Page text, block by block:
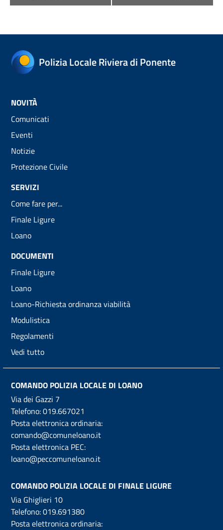
Polizia Locale Riviera di Ponente
NOVITÀ
Comunicati
Eventi
Notizie
Protezione Civile
SERVIZI
Come fare per...
Finale Ligure
Loano
DOCUMENTI
Finale Ligure
Loano
Loano-Richiesta ordinanza viabilità
Modulistica
Regolamenti
Vedi tutto
COMANDO POLIZIA LOCALE DI LOANO
Via dei Gazzi 7
Telefono:019.667021
Posta elettronica ordinaria:
comando@comuneloano.it
Posta elettronica PEC:
loano@peccomuneloano.it
COMANDO POLIZIA LOCALE DI FINALE LIGURE
Via Ghiglieri 10
Telefono:019.691380
Posta elettronica ordinaria: